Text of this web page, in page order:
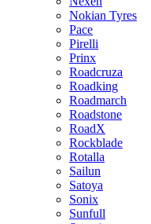
Nokian Tyres
Pace
Pirelli
Prinx
Roadcruza
Roadking
Roadmarch
Roadstone
RoadX
Rockblade
Rotalla
Sailun
Satoya
Sonix
Sunfull